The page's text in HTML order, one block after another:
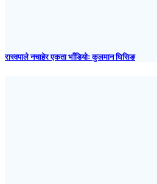
रास्वपाले नचाहेर एकता भाँडियोः कुलमान घिसिङ